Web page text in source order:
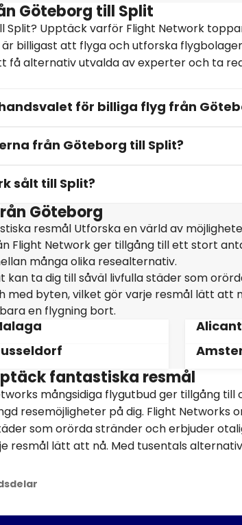
Göteborg till Split
Split? Upptäck varför Flight Network
billigast att flyga och utforska
få alternativ utvalda av experter och ta
för billiga flyg från
från Göteborg till Split?
sålt till Split?
Göteborg
resmål Utforska en värld av
Flight Network ger tillgång till ett stort
många olika resealternativ.
ta dig till såväl livfulla städer som
byten, vilket gör varje resmål lätt att
en flygning bort.
fantastiska resmål
mångsidiga flygutbud ger tillgång till
resemöjligheter på dig. Flight Networks
som orörda stränder och erbjuder
resmål lätt att nå. Med tusentals